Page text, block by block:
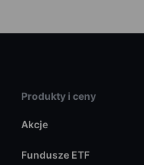
Produkty i ceny
Akcje
Fundusze ETF